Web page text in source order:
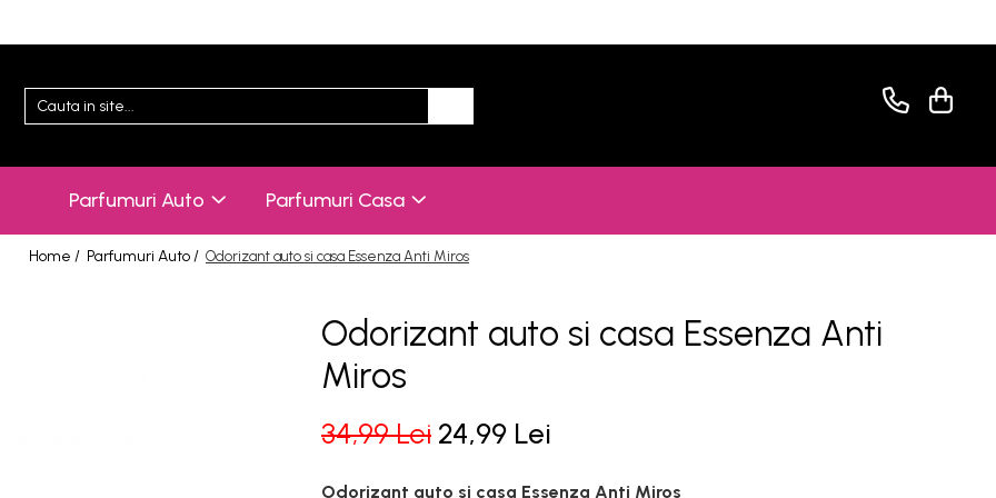
Parfumuri Auto Parfumuri Casa
Home / Parfumuri Auto / Odorizant auto si casa Essenza Anti Miros
Odorizant auto si casa Essenza Anti
Miros
34,99 Lei 24,99 Lei
Odorizant auto si casa Essenza Anti Miros